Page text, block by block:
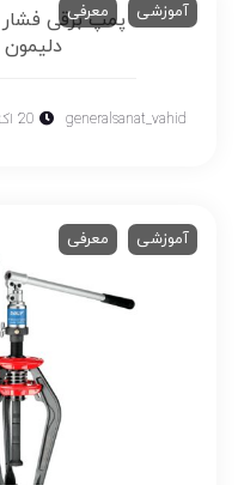
آموزشی معرفی
دلیمون Bijur Delimon
generalsanat_vahid 20 اکتبر 2022
آموزشی معرفی